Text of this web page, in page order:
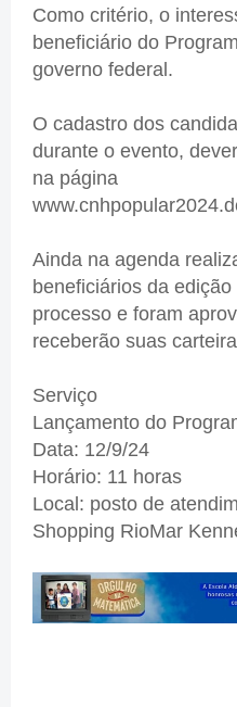
Como critério, o
beneficiário do
governo federal.
O cadastro dos
durante o evento,
na página
Ainda na agenda
beneficiários da
processo e foram
receberão suas
Serviço
Lançamento do
Data: 12/9/24
Horário: 11 horas
Local: posto de
Shopping RioMar